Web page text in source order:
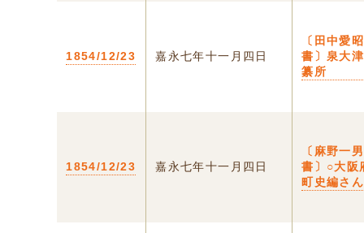
1854/12/23 嘉永七年十一月四日
〔田中愛
書〕泉大
纂所
1854/12/23 嘉永七年十一月四日
〔麻野一
書〕○大阪
町史編さ